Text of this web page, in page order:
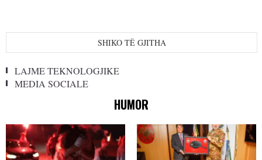
SHIKO TË GJITHA
LAJME TEKNOLOGJIKE
MEDIA SOCIALE
HUMOR